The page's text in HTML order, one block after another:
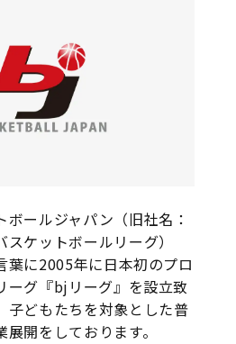
ールジャパン（旧社名：
ケットボールリーグ）
葉に2005年に日本初のプロ
ーグ『bjリーグ』を設立致
子どもたちを対象とした普
開をしております。